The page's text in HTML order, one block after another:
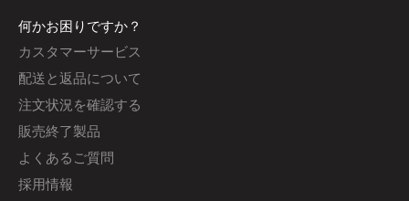
何かお困りですか？
カスタマーサービス
配送と返品について
注文状況を確認する
販売終了製品
よくあるご質問
採用情報